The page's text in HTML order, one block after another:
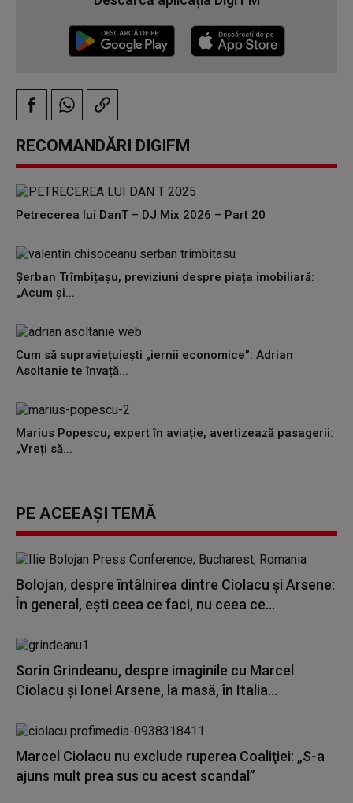
RECOMANDĂRI DIGIFM
Petrecerea lui DanT – DJ Mix 2026 – Part 20
Șerban Trîmbițașu, previziuni despre piața imobiliară:
„Acum și...
Cum să supraviețuiești „iernii economice”: Adrian
Asoltanie te învață...
Marius Popescu, expert în aviație, avertizează pasagerii:
„Vreți să...
PE ACEEAȘI TEMĂ
Bolojan, despre întâlnirea dintre Ciolacu şi Arsene:
În general, eşti ceea ce faci, nu ceea ce...
Sorin Grindeanu, despre imaginile cu Marcel
Ciolacu şi Ionel Arsene, la masă, în Italia...
Marcel Ciolacu nu exclude ruperea Coaliţiei: „S-a
ajuns mult prea sus cu acest scandal”